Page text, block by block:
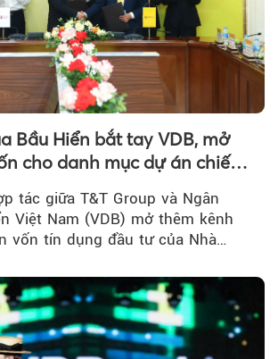
Bầu Hiển bắt tay VDB, mở
cho danh mục dự án chiến
tác giữa T&T Group và Ngân
Việt Nam (VDB) mở thêm kênh
vốn tín dụng đầu tư của Nhà